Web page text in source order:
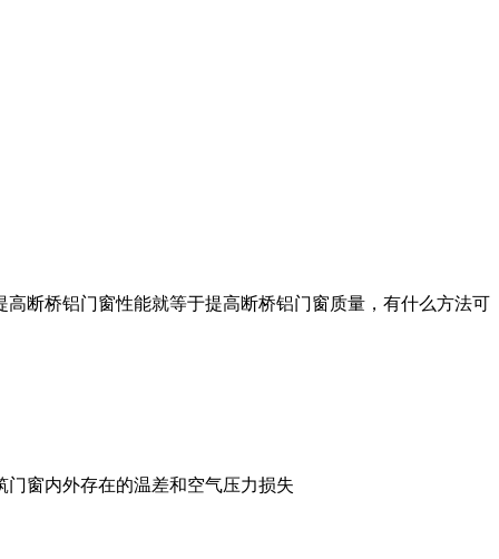
高断桥铝门窗性能就等于提高断桥铝门窗质量，有什么方法可
门窗内外存在的温差和空气压力损失